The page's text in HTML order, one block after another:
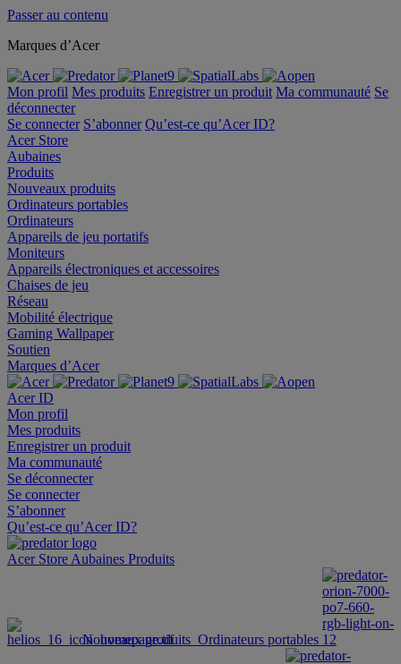
Passer au contenu
Marques d’Acer
Mon profil Mes produits Enregistrer un produit Ma communauté Se
déconnecter
Se connecter S’abonner Qu’est-ce qu’Acer ID?
Acer Store
Aubaines
Produits
Nouveaux produits
Ordinateurs portables
Ordinateurs
Appareils de jeu portatifs
Moniteurs
Appareils électroniques et accessoires
Chaises de jeu
Réseau
Mobilité électrique
Gaming Wallpaper
Soutien
Marques d’Acer
Acer ID
Mon profil
Mes produits
Enregistrer un produit
Ma communauté
Se déconnecter
Se connecter
S’abonner
Qu’est-ce qu’Acer ID?
Acer Store Aubaines Produits
Nouveaux produits Ordinateurs portables